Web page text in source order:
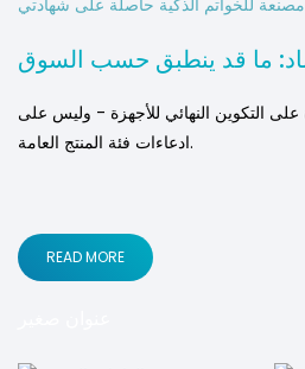
ما قد ينطبق حسب السوق
التكوين النهائي للأجهزة - وليس على
ادعاءات فئة المنتج العامة.
READ MORE